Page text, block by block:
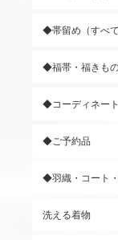
◆帯留め（すべて
◆福帯・福きも
◆コーディネー
◆ご予約品
◆羽織・コート
洗える着物